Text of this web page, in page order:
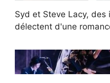
Syd et Steve Lacy, des
délectent d'une